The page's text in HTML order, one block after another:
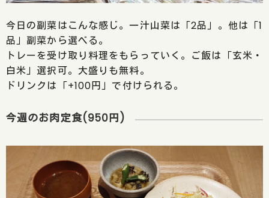
今日の副菜はこんな感じ。一汁山菜は「2品」。他は「1
品」副菜から選べる。
トレーを受け取り料理をもらっていく。ご飯は「玄米・
白米」選択可。大盛りも無料。
ドリンクは「+100円」で付けられる。
今週のお肉定食(950円)